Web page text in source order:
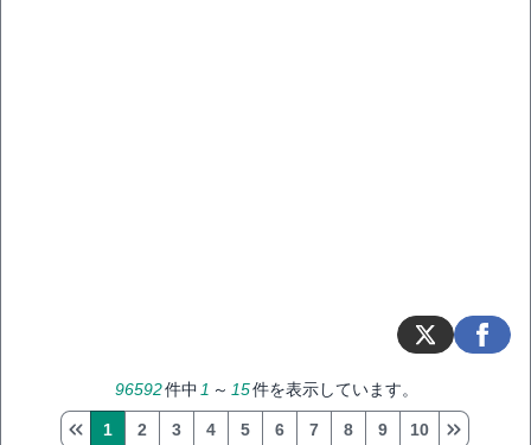
96592件中 1 ～ 15件を表示しています。
1 2 3 4 5 6 7 8 9 10